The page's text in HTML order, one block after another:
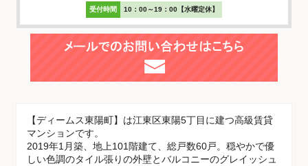
受付時間 10：00～19：00【水曜定休】
【ディームス東陽町】は江東区東陽5丁目に建つ高級賃貸
マンションです。
2019年1月築、地上101階建て、総戸数60戸。穏やかで優
しい色調のタイル張りの外壁とバルコニーのグレイッシュ